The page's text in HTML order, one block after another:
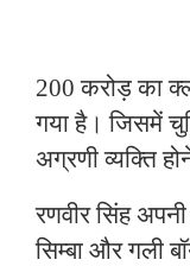
200 करोड़ का
गया है। जिसमें
अग्रणी व्यक्ति
रणवीर सिंह
सिम्बा और गली